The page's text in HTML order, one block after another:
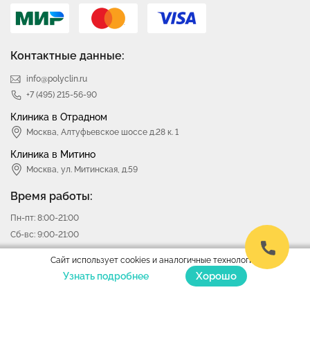
Контактные данные:
info@polyclin.ru
+7 (495) 215-56-90
Клиника в Отрадном
Москва Алтуфьевское шоссе д.28 к. 1
Клиника в Митино
Москва, ул. Митинская, д.59
Время работы:
Пн-пт: 8:00-21:00
Сб-вс: 9:00-21:00
Версия для слабовидящих
Сайт использует cookies и аналогичные технологии.
Узнать подробнее Хорошо